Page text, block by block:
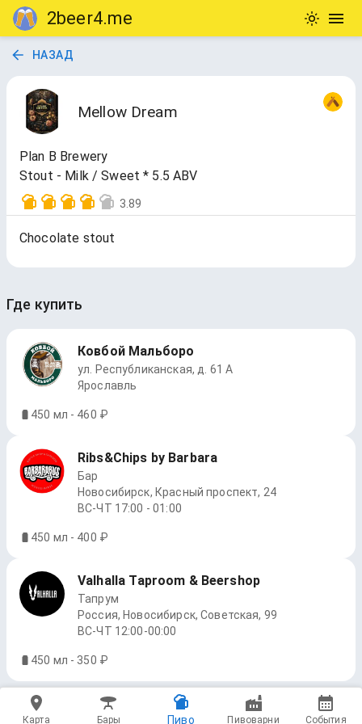
2beer4.me
НАЗАД
Mellow Dream
Plan B Brewery
Stout - Milk / Sweet * 5.5 ABV
3.89
Chocolate stout
Где купить
Ковбой Мальборо
ул. Республиканская, д. 61 А
Ярославль
450 мл - 460 ₽
Ribs&Chips by Barbara
Бар
Новосибирск, Красный проспект, 24
ВС-ЧТ 17:00 - 01:00
450 мл - 400 ₽
Valhalla Taproom & Beershop
Тапрум
Россия, Новосибирск, Советская, 99
ВС-ЧТ 12:00-00:00
450 мл - 350 ₽
Карта Бары Пиво Пивоварни События